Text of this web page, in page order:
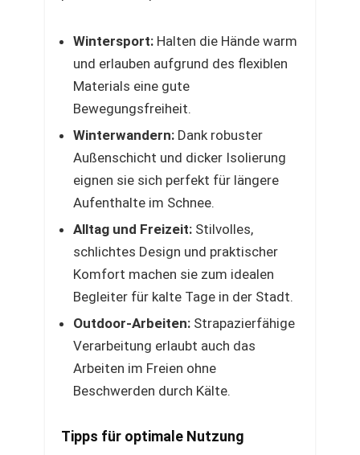
Wintersport: Halten die Hände warm
und erlauben aufgrund des flexiblen
Materials eine gute
Bewegungsfreiheit.
Winterwandern: Dank robuster
Außenschicht und dicker Isolierung
eignen sie sich perfekt für längere
Aufenthalte im Schnee.
Alltag und Freizeit: Stilvolles,
schlichtes Design und praktischer
Komfort machen sie zum idealen
Begleiter für kalte Tage in der Stadt.
Outdoor-Arbeiten: Strapazierfähige
Verarbeitung erlaubt auch das
Arbeiten im Freien ohne
Beschwerden durch Kälte.
Tipps für optimale Nutzung